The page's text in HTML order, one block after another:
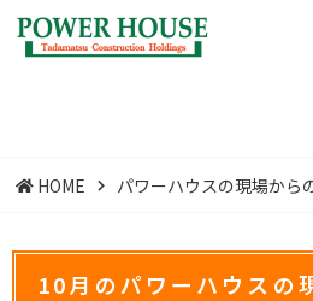
HOME パワーハウスの現場から
10月のパワーハウスの